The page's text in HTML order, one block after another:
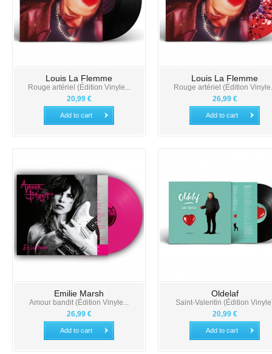
Louis La Flemme
Rouge artériel (Édition Vinyle...
20,99 €
Add to cart
Louis La Flemme
Rouge artériel (Édition
26,99 €
Add to cart
Emilie Marsh
Amour bandit (Édition Vinyle...
26,99 €
Add to cart
Oldelaf
Saint-Valentin (Édition
20,99 €
Add to cart